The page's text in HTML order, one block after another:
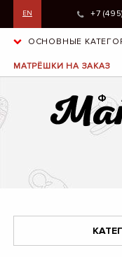
EN +7
ОСНОВНЫЕ
МАТРЁШКИ НА ЗАКАЗ